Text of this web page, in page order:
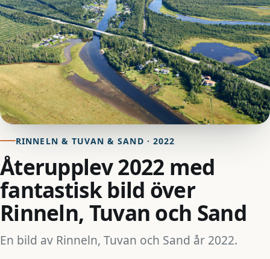
RINNELN & TUVAN & SAND · 2022
Återupplev 2022 med
fantastisk bild över
Rinneln, Tuvan och Sand
En bild av Rinneln, Tuvan och Sand år 2022.